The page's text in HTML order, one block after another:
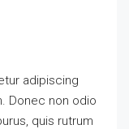
adipiscing
Donec non odio
quis rutrum